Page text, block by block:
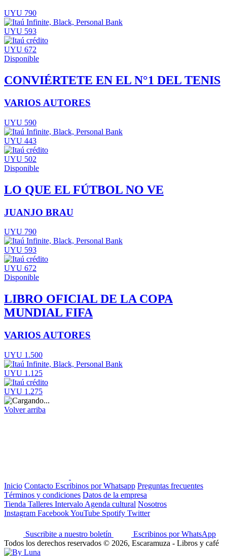
UYU 790
UYU 593
UYU 672
Disponible
CONVIÉRTETE EN EL N°1 DEL TENIS
VARIOS AUTORES
UYU 590
UYU 443
UYU 502
Disponible
LO QUE EL FÚTBOL NO VE
JUANJO BRAU
UYU 790
UYU 593
UYU 672
Disponible
LIBRO OFICIAL DE LA COPA
MUNDIAL FIFA
VARIOS AUTORES
UYU 1.500
UYU 1.125
UYU 1.275
Volver arriba
Inicio Contacto Escribinos por Whatsapp Preguntas frecuentes
Términos y condiciones Datos de la empresa
Tienda Talleres Intervalo Agenda cultural Nosotros
Instagram FacebookYouTube Spotify Twitter
Suscribite a nuestro boletín
Escribinos por WhatsApp
Todos los derechos reservados © 2026, Escaramuza - Libros y café